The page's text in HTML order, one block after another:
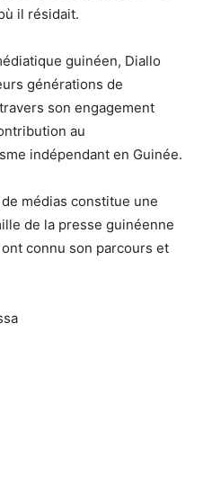
il résidait.
guinéen, Diallo
générations de
son engagement
au
indépendant en Guinée.
médias constitue une
de la presse guinéenne
connu son parcours et